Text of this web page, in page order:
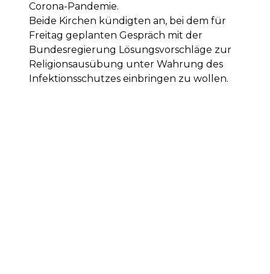
Corona-Pandemie.
Beide Kirchen kündigten an, bei dem für
Freitag geplanten Gespräch mit der
Bundesregierung Lösungsvorschläge zur
Religionsausübung unter Wahrung des
Infektionsschutzes einbringen zu wollen.